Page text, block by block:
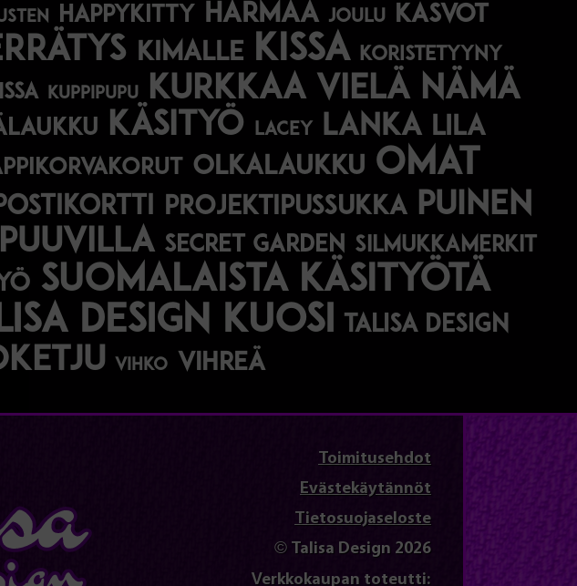
happykitty harmaa joulu
Kasvot
kimalle kissa koristetyyny
kuppipupu
Kurkkaa vielä nämä
käsityö lacey lanka lila
olkalaukku omat
projektipussukka puinen
puuvilla secret garden silmukkamerkit
suomalaista käsityötä
design kuosi
talisa design
vihko vihreä
Toimitusehdot
Evästekäytännöt
Tietosuojaseloste
© Talisa Design 2026
Verkkokaupan toteutti: